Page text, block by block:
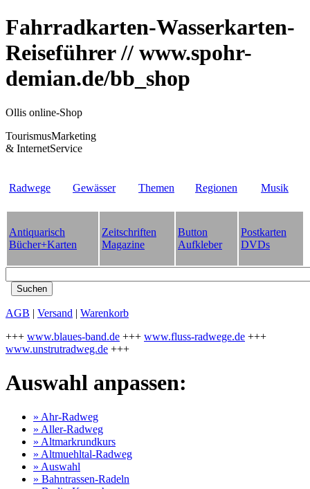
Fahrradkarten-Wasserkarten-
Reiseführer // www.spohr-
demian.de/bb_shop
Ollis online-Shop
TourismusMarketing
& InternetService
Radwege Gewässer Themen Regionen Musik
Antiquarisch
Bücher+Karten
Zeitschriften
Magazine
Button
Aufkleber
Postkarten
DVDs
AGB | Versand | Warenkorb
+++ www.blaues-band.de +++ www.fluss-radwege.de +++
www.unstrutradweg.de +++
Auswahl anpassen:
» Ahr-Radweg
» Aller-Radweg
» Altmarkrundkurs
» Altmuehltal-Radweg
» Auswahl
» Bahntrassen-Radeln